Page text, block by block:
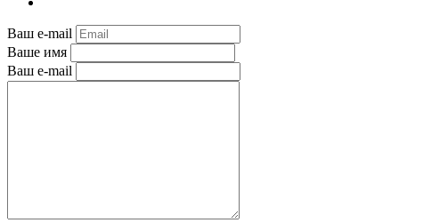
Ваш e-mail
Ваше имя
Ваш e-mail